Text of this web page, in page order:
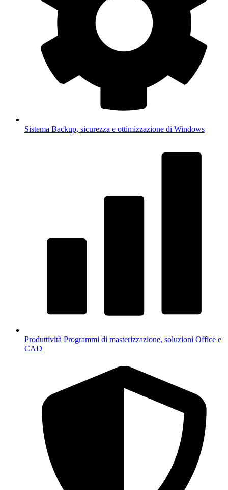
Sistema Backup, sicurezza e ottimizzazione di Windows
Produttività Programmi di masterizzazione, soluzioni Office e
CAD